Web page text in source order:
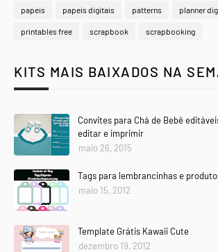
papeis papeis digitais patterns planner
printables free scrapbook scrapbooking
KITS MAIS BAIXADOS NA
Convites para Chá de Bebê
editar e imprimir
maio 26, 2015
Tags para lembrancinhas e
maio 15, 2012
Template Grátis Kawaii Cute
dezembro 19, 2012